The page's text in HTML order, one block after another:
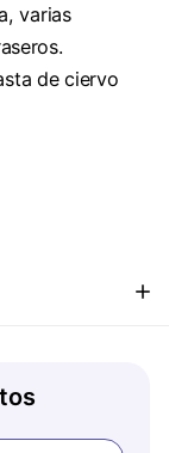
varias
de ciervo